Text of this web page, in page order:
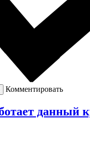
Комментировать
данный